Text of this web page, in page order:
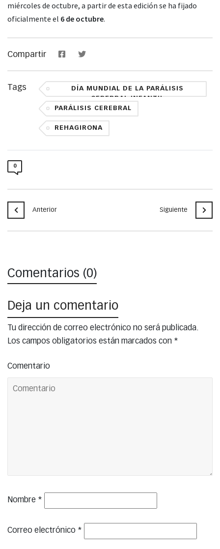
miércoles de octubre, a partir de esta edición se ha fijado
oficialmente el 6 de octubre.
Compartir
Tags
DÍA MUNDIAL DE LA PARÁLISIS
CEREBRAL INFANTIL
PARÁLISIS CEREBRAL
REHAGIRONA
0
Anterior Siguiente
Comentarios (0)
Deja un comentario
Tu dirección de correo electrónico no será publicada.
Los campos obligatorios están marcados con *
Comentario
Nombre *
Correo electrónico *